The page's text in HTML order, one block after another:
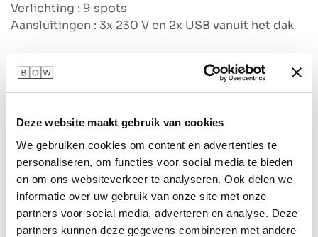
Deze website maakt gebruik van cookies
We gebruiken cookies om content en advertenties te
personaliseren, om functies voor social media te bieden
en om ons websiteverkeer te analyseren. Ook delen we
informatie over uw gebruik van onze site met onze
partners voor social media, adverteren en analyse. Deze
partners kunnen deze gegevens combineren met andere
Verlichting : 9 spots
Aansluitingen : 3x 230 V en 2x USB vanuit het dak
plaatsen in Nederland op de begane grond. Wordt
je BOW op de verdieping geplaatst en/of buiten
9.250,00€
Aan winkelmandje toevoegen